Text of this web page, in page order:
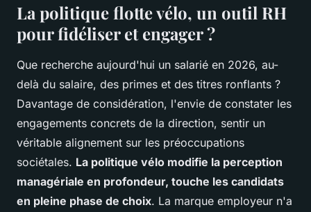
La politique flotte vélo, un outil RH
pour fidéliser et engager ?
Que recherche aujourd'hui un salarié en 2026, au-
delà du salaire, des primes et des titres ronflants ?
Davantage de considération, l'envie de constater les
engagements concrets de la direction, sentir un
véritable alignement sur les préoccupations
sociétales. La politique vélo modifie la perception
managériale en profondeur, touche les candidats
en pleine phase de choix. La marque employeur n'a